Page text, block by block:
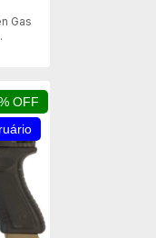
Gas
OFF